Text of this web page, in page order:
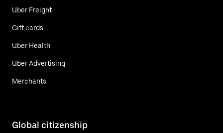
Uber Freight
Gift cards
Uber Health
Uber Advertising
Merchants
Global citizenship